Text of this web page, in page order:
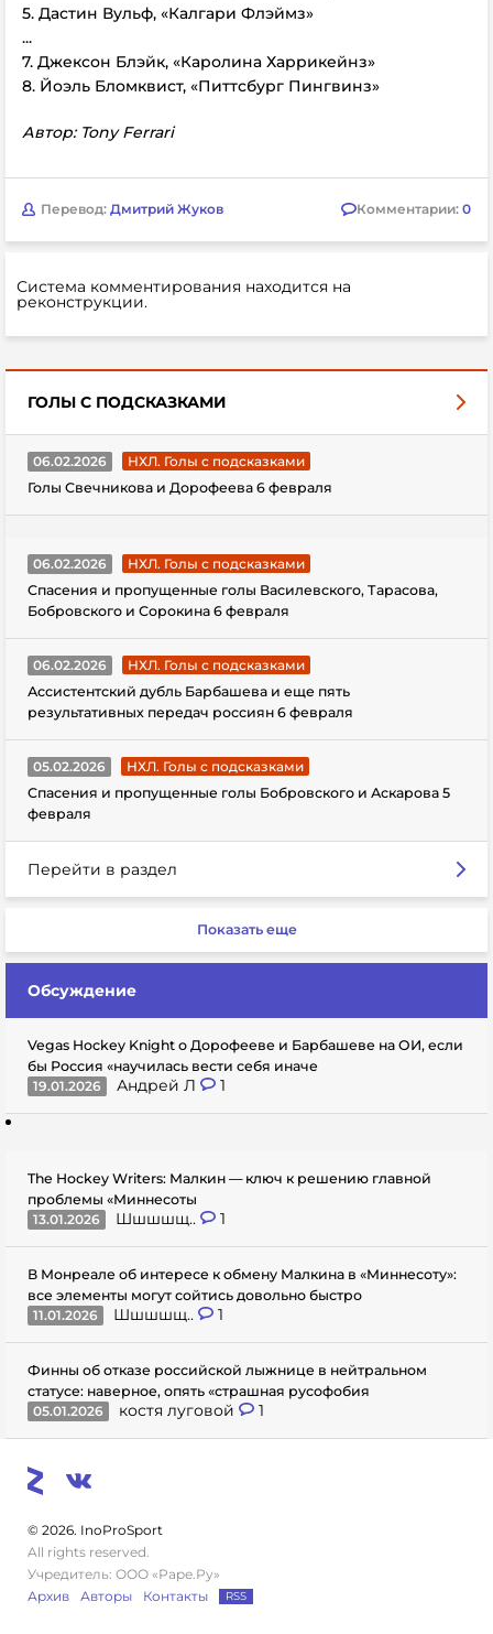
5. Дастин Вульф, «Калгари Флэймз»
...
7. Джексон Блэйк, «Каролина Харрикейнз»
8. Йоэль Бломквист, «Питтсбург Пингвинз»
Автор: Tony Ferrari
Перевод: Дмитрий Жуков Комментарии: 0
Система комментирования находится на
реконструкции.
ГОЛЫ С ПОДСКАЗКАМИ
06.02.2026
НХЛ. Голы с подсказками
Голы Свечникова и Дорофеева 6 февраля
06.02.2026
НХЛ. Голы с подсказками
Спасения и пропущенные голы Василевского, Тарасова,
Бобровского и Сорокина 6 февраля
06.02.2026
НХЛ. Голы с подсказками
Ассистентский дубль Барбашева и еще пять
результативных передач россиян 6 февраля
05.02.2026
НХЛ. Голы с подсказками
Спасения и пропущенные голы Бобровского и Аскарова 5
февраля
Перейти в раздел
Показать еще
Обсуждение
Vegas Hockey Knight о Дорофееве и Барбашеве на ОИ, если
бы Россия «научилась вести себя иначе
19.01.2026
Андрей Л 1
The Hockey Writers: Малкин — ключ к решению главной
проблемы «Миннесоты
13.01.2026
Шшшшщ.. 1
В Монреале об интересе к обмену Малкина в «Миннесоту»:
все элементы могут сойтись довольно быстро
11.01.2026
Шшшшщ.. 1
Финны об отказе российской лыжнице в нейтральном
статусе: наверное, опять «страшная русофобия
05.01.2026
костя луговой 1
© 2026. InoProSport
All rights reserved.
Учредитель: ООО «Раре.Ру»
Архив
Авторы Контакты RSS